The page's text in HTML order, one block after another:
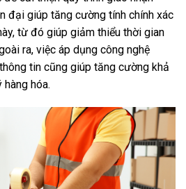
đại giúp tăng cường tính chính xác
từ đó giúp giảm thiểu thời gian
ra, việc áp dụng công nghệ
tin cũng giúp tăng cường khả
hóa.